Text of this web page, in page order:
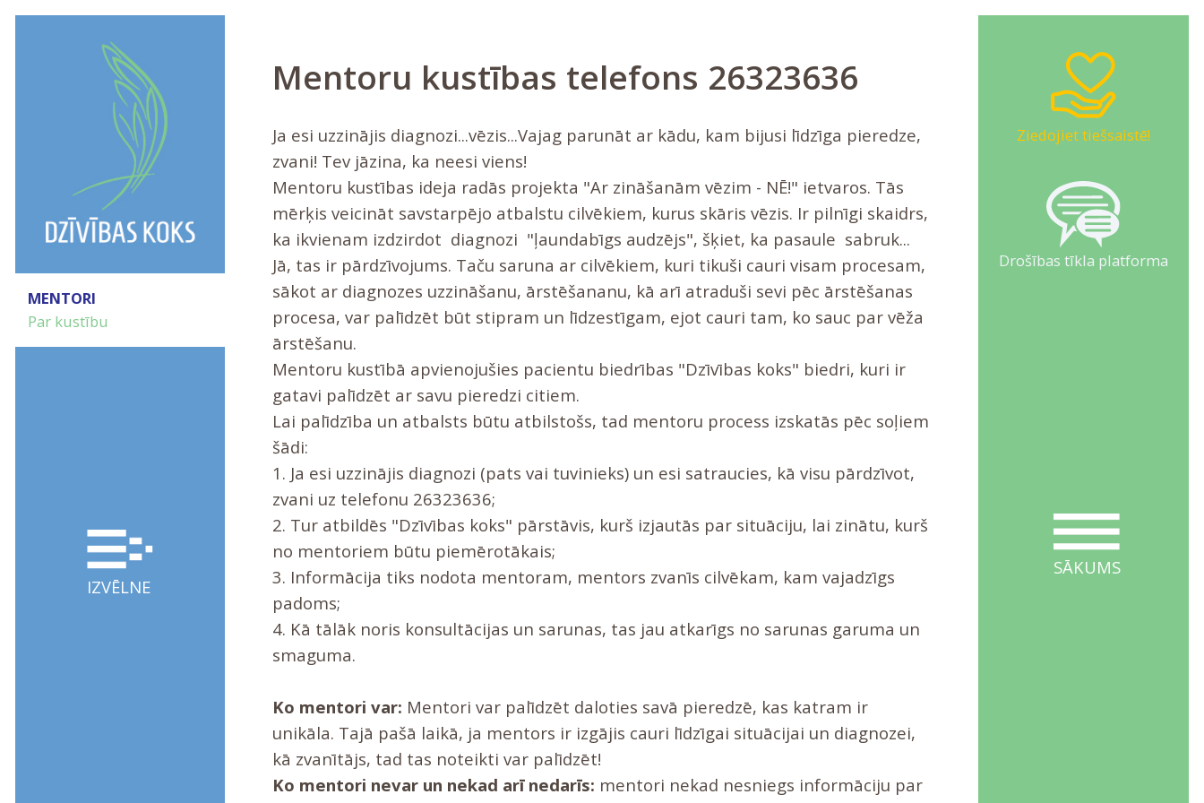
Ziedojiet tiešsaistē!
Drošības tīkla platforma
SĀKUMS
MENTORI
Par kustību
IZVĒLNE
Mentoru kustības telefons 26323636
Ja esi uzzinājis diagnozi...vēzis...Vajag parunāt ar kādu, kam bijusi līdzīga pieredze,
zvani! Tev jāzina, ka neesi viens!
Mentoru kustības ideja radās projekta "Ar zināšanām vēzim - NĒ!" ietvaros. Tās
mērķis veicināt savstarpējo atbalstu cilvēkiem, kurus skāris vēzis. Ir pilnīgi skaidrs,
ka ikvienam izdzirdot diagnozi "ļaundabīgs audzējs", šķiet, ka pasaule sabruk...
Jā, tas ir pārdzīvojums. Taču saruna ar cilvēkiem, kuri tikuši cauri visam procesam,
sākot ar diagnozes uzzināšanu, ārstēšananu, kā arī atraduši sevi pēc ārstēšanas
procesa, var palīdzēt būt stipram un līdzestīgam, ejot cauri tam, ko sauc par vēža
ārstēšanu.
Mentoru kustībā apvienojušies pacientu biedrības "Dzīvības koks" biedri, kuri ir
gatavi palīdzēt ar savu pieredzi citiem.
Lai palīdzība un atbalsts būtu atbilstošs, tad mentoru process izskatās pēc soļiem
šādi:
1. Ja esi uzzinājis diagnozi (pats vai tuvinieks) un esi satraucies, kā visu pārdzīvot,
zvani uz telefonu 26323636;
2. Tur atbildēs "Dzīvības koks" pārstāvis, kurš izjautās par situāciju, lai zinātu, kurš
no mentoriem būtu piemērotākais;
3. Informācija tiks nodota mentoram, mentors zvanīs cilvēkam, kam vajadzīgs
padoms;
4. Kā tālāk noris konsultācijas un sarunas, tas jau atkarīgs no sarunas garuma un
smaguma.
Ko mentori var: Mentori var palīdzēt daloties savā pieredzē, kas katram ir
unikāla. Tajā pašā laikā, ja mentors ir izgājis cauri līdzīgai situācijai un diagnozei,
kā zvanītājs, tad tas noteikti var palīdzēt!
Ko mentori nevar un nekad arī nedarīs: mentori nekad nesniegs informāciju par